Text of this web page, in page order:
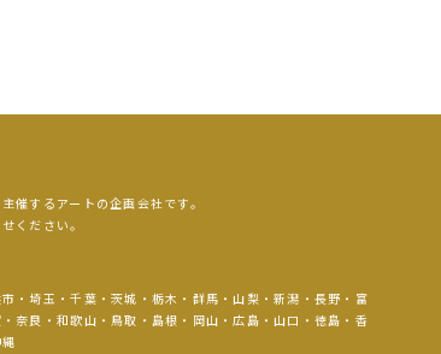
催するアートの企画会社です。
ください。
・埼玉・千葉・茨城・栃木・群馬・山梨・新潟・長野・富
奈良・和歌山・鳥取・島根・岡山・広島・山口・徳島・香